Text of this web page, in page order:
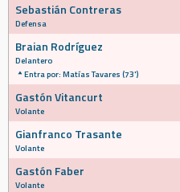
Sebastián Contreras
Defensa
Braian Rodríguez
Delantero
Entra por: Matías Tavares (73')
Gastón Vitancurt
Volante
Gianfranco Trasante
Volante
Gastón Faber
Volante